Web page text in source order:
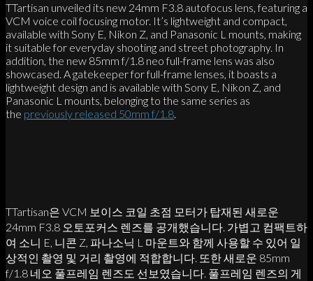
TTartisan unveiled its new 24mm F3.8 autofocus lens, featuring a
VCM voice coil focusing motor. It’s lightweight and compact,
available with Sony E, Nikon Z, and Panasonic L mounts, making
it suitable for everyday shooting and street photography. In
addition, the new 85mm f/1.8 neo full-frame lens was also
showcased. A gatekeeper for full-frame lenses, it boasts a
lightweight design and is available with Sony E, Nikon Z, and
Panasonic L mounts, belonging to the same series as
the previously released 50mm f/1.8.
TTartisan은 VCM 보이스 코일 초점 모터가 탑재된 새로운
24mm F3.8 오토포커스 렌즈를 공개했습니다. 가볍고 컴팩트하
여 소니 E, 니콘 Z, 파나소닉 L 마운트와 함께 사용할 수 있어 일
상적인 촬영 및 거리 촬영에 적합합니다. 또한 새로운 85mm
f/1.8 네오 풀프레임 렌즈도 선보였습니다. 풀프레임 렌즈의 게